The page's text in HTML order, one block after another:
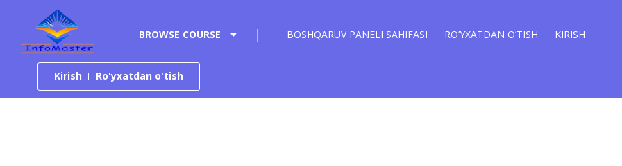
Tarkibga o‘tish
BROWSE COURSE BOSHQARUV PANELI SAHIFASI RO’YXATDAN O’TISH KIRISH
Kirish Ro'yxatdan o'tish